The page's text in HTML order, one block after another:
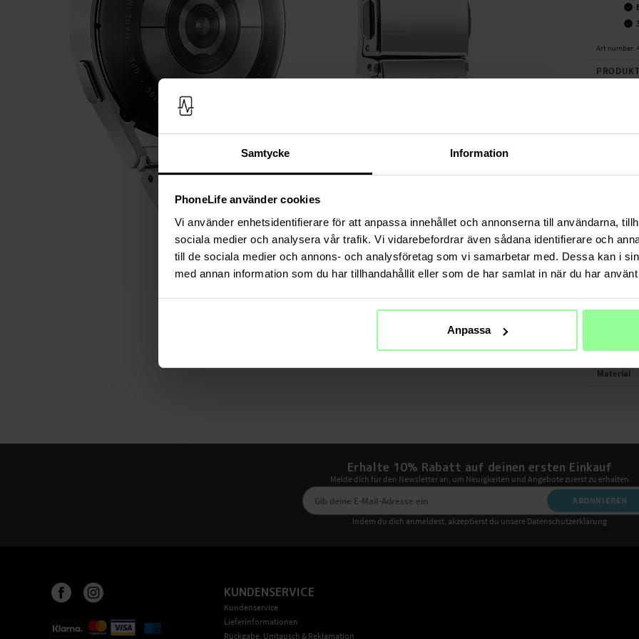
Samtycke Information
PhoneLife använder cookies
Vi använder enhetsidentifierare för att anpassa innehållet och annonserna till användarna,
sociala medier och analysera vår trafik. Vi vidarebefordrar även sådana identifierare och
till de sociala medier och annons- och analysföretag som vi samarbetar med. Dessa kan i
med annan information som du har tillhandahållit eller som de har samlat in när du har
Anpassa
Art number:
bringt
in der
verkauft).
- Amazfit
Länge:
Material:
Farbe:
Armband
Farbe
Material
Erhalte 10% Rabatt auf deinen ersten Einkauf
Melde dich für den Newsletter an, um Neuigkeiten und Angebote zuerst zu erhalten
ABONNIEREN
Indem du dich anmeldest, akzeptierst du unsere Datenschutzerklärung
KUNDENSERVICE
Kundenservice
Lieferinformationen
Rückgabe, Umtausch & Reklamation